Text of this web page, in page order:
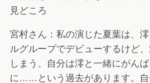
見どころ
宮村さん：私の演じた夏葉は、
ルグループでデビューするけど
しまう、自分は澪と一緒にがん
に……という過去があります。自